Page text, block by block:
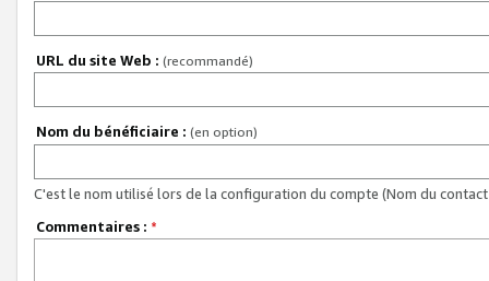
URL du site Web : (recommandé)
Nom du bénéficiaire : (en option)
C'est le nom utilisé lors de la configuration du compte (Nom du
Commentaires : *